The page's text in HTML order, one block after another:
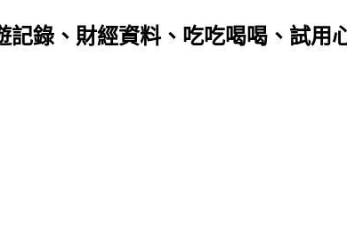
錄、財經資料、吃吃喝喝、試用